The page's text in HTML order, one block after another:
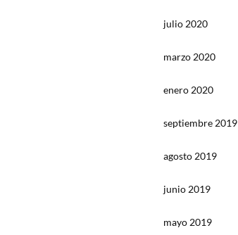
julio 2020
marzo 2020
enero 2020
septiembre 2019
agosto 2019
junio 2019
mayo 2019